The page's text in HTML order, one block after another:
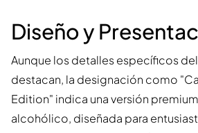
Diseño y
Aunque los detalles específicos
destacan, la designación como
Edition" indica una versión
alcohólico, diseñada para